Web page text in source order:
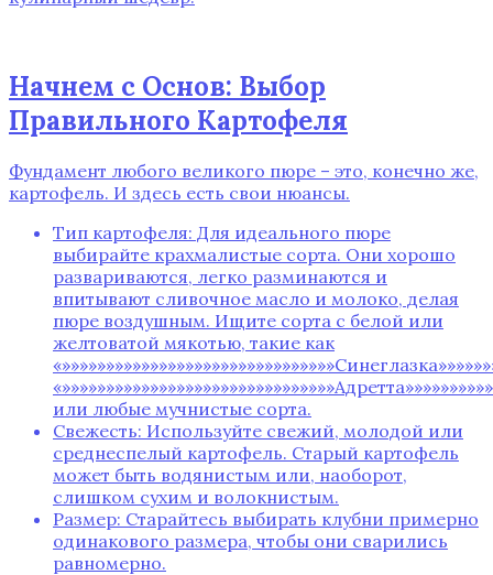
Начнем с Основ: Выбор
Правильного Картофеля
Фундамент любого великого пюре – это‚ конечно же‚
картофель. И здесь есть свои нюансы.
Тип картофеля: Для идеального пюре
выбирайте крахмалистые сорта. Они хорошо
развариваются‚ легко разминаются и
впитывают сливочное масло и молоко‚ делая
пюре воздушным. Ищите сорта с белой или
желтоватой мякотью‚ такие как
или любые мучнистые сорта.
Свежесть: Используйте свежий‚ молодой или
среднеспелый картофель. Старый картофель
может быть водянистым или‚ наоборот‚
слишком сухим и волокнистым.
Размер: Старайтесь выбирать клубни примерно
одинакового размера‚ чтобы они сварились
равномерно.